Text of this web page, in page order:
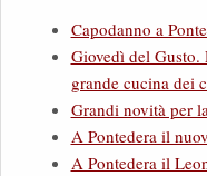
Capodanno a
Giovedì del Gusto.
grande cucina dei
Grandi novità per
A Pontedera il
A Pontedera il